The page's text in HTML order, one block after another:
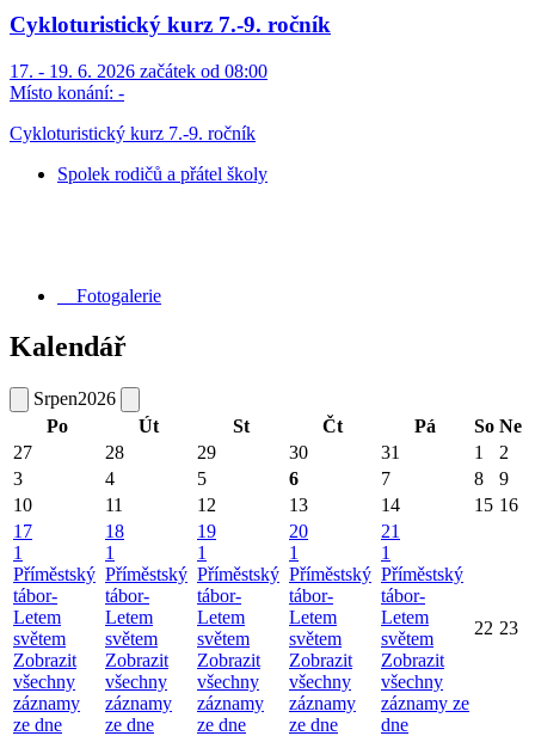
Cykloturistický kurz 7.-9. ročník
17. - 19. 6. 2026 začátek od 08:00
Místo konání: -
Cykloturistický kurz 7.-9. ročník
Spolek rodičů a přátel školy
Fotogalerie
Kalendář
Srpen2026
Po
Út St Čt Pá So Ne
27
28 29 30 31 1
2
3
4 5 6 7 8
9
10
11 12 13 14 15 16
17
1
Příměstský
tábor-
Letem
světem
Zobrazit
všechny
záznamy
ze dne
18
1
Příměstský
tábor-
Letem
světem
Zobrazit
všechny
záznamy
ze dne
19
1
Příměstský
tábor-
Letem
světem
Zobrazit
všechny
záznamy
ze dne
20
1
Příměstský
tábor-
Letem
světem
Zobrazit
všechny
záznamy
ze dne
21
1
Příměstský
tábor-
Letem
světem
Zobrazit
všechny
záznamy ze
dne
22 23